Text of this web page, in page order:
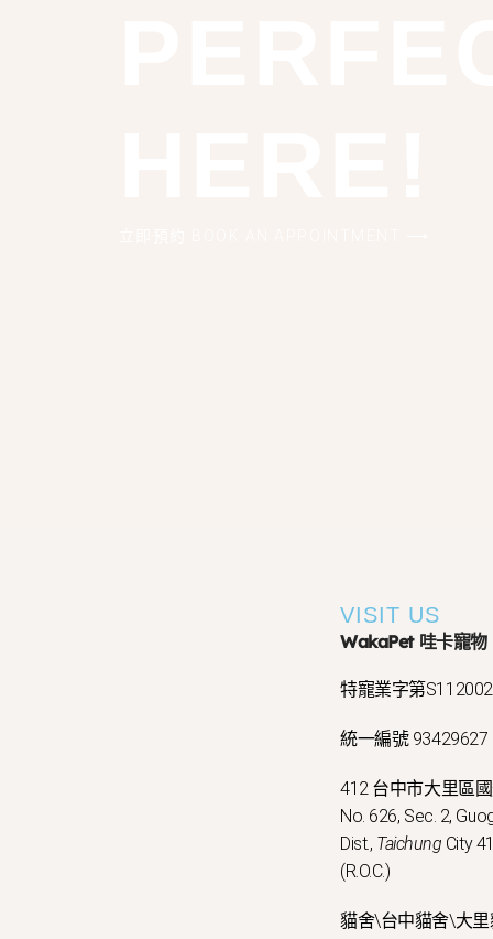
VISIT US
WakaPet 哇卡寵物
特寵業字第
統一編號 93429627
412 台中市大里區
No. 626, Sec. 2,
Dist., Taichung City
(R.O.C.)
貓舍\台中貓舍\大里